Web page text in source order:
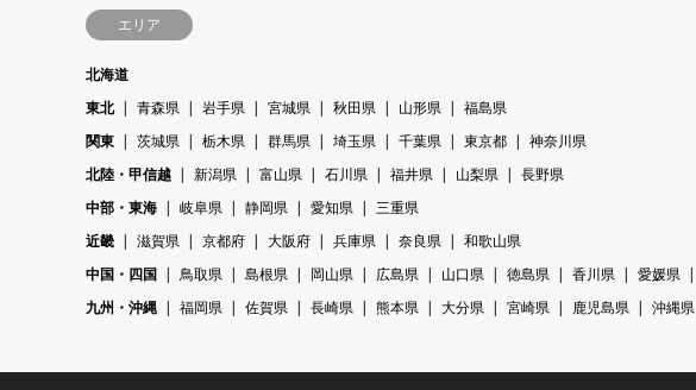
エリア
北海道
東北
青森県 岩手県 宮城県 秋田県 山形県
福島県
関東
茨城県 栃木県 群馬県 埼玉県 千葉県 東京都
神奈川県
北陸・甲信越
新潟県 富山県 石川県 福井県 山梨県
長野県
中部・東海
岐阜県 静岡県 愛知県
三重県
近畿
滋賀県 京都府 大阪府 兵庫県 奈良県
和歌山県
中国・四国
鳥取県 島根県 岡山県 広島県 山口県 徳島県 香川県 愛媛県
九州・沖縄
福岡県 佐賀県 長崎県 熊本県 大分県 宮崎県 鹿児島県 沖縄県